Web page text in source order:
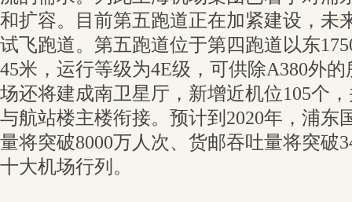
和扩容。目前第五跑道正在加紧建设，未
试飞跑道。第五跑道位于第四跑道以东
45米，运行等级为4E级，可供除A380外
场还将建成南卫星厅，新增近机位105个
与航站楼主楼衔接。预计到2020年，浦东
量将突破8000万人次、货邮吞吐量将突破
十大机场行列。